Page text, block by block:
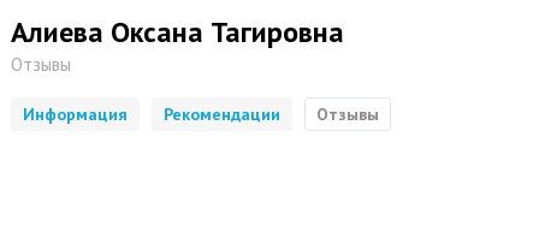
Алиева Оксана Тагировна
Отзывы
Информация Рекомендации Отзывы